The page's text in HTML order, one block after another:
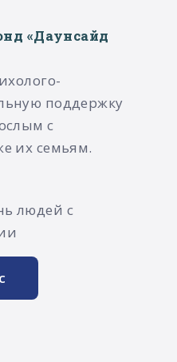
«Даунсайд
поддержку
с
их семьям.​
людей с